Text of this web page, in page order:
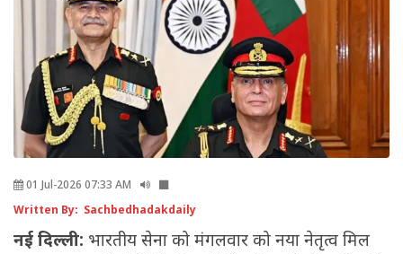
01 Jul-2026 07:33 AM
Written By: Sachbedhadakdaily
नई दिल्ली: भारतीय सेना को मंगलवार को नया नेतृत्व मिल